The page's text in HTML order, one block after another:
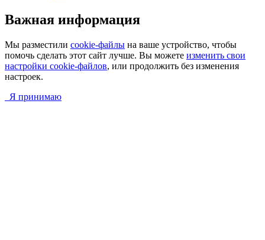
Важная информация
Мы разместили cookie-файлы на ваше устройство, чтобы
помочь сделать этот сайт лучше. Вы можете изменить свои
настройки cookie-файлов, или продолжить без изменения
настроек.
Я принимаю